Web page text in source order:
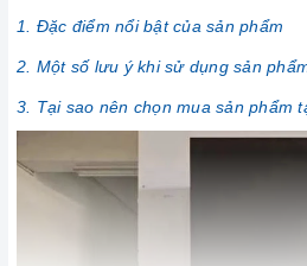
1. Đặc điểm nổi bật của sản phẩm
2. Một số lưu ý khi sử dụng sản
3. Tại sao nên chọn mua sản phẩm